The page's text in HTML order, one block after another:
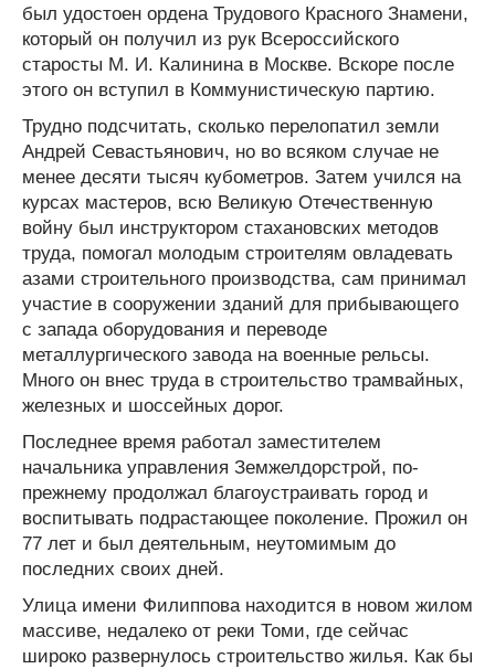
был удостоен ордена Трудового Красного Знамени,
который он получил из рук Всероссийского
старосты М. И. Калинина в Москве. Вскоре после
этого он вступил в Коммунистическую партию.
Трудно подсчитать, сколько перелопатил земли
Андрей Севастьянович, но во всяком случае не
менее десяти тысяч кубометров. Затем учился на
курсах мастеров, всю Великую Отечественную
войну был инструктором стахановских методов
труда, помогал молодым строителям овладевать
азами строительного производства, сам принимал
участие в сооружении зданий для прибывающего
с запада оборудования и переводе
металлургического завода на военные рельсы.
Много он внес труда в строительство трамвайных,
железных и шоссейных дорог.
Последнее время работал заместителем
начальника управления Земжелдорстрой, по-
прежнему продолжал благоустраивать город и
воспитывать подрастающее поколение. Прожил он
77 лет и был деятельным, неутомимым до
последних своих дней.
Улица имени Филиппова находится в новом жилом
массиве, недалеко от реки Томи, где сейчас
широко развернулось строительство жилья. Как бы